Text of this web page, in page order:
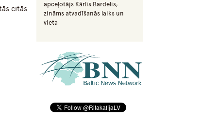
citās
apceļotājs Kārlis Bardelis;
zināms atvadīšanās laiks un
vieta